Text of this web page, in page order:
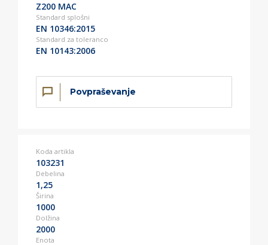
Z200 MAC
Standard splošni
EN 10346:2015
Standard za toleranco
EN 10143:2006
Povpraševanje
Koda artikla
103231
Debelina
1,25
Širina
1000
Dolžina
2000
Enota